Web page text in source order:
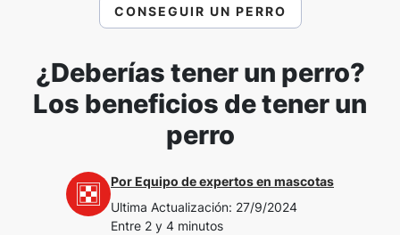
CONSEGUIR UN PERRO
¿Deberías tener un perro?
Los beneficios de tener un
perro
PorEquipo de expertos en mascotas
Ultima Actualización: 27/9/2024
Entre 2 y 4 minutos